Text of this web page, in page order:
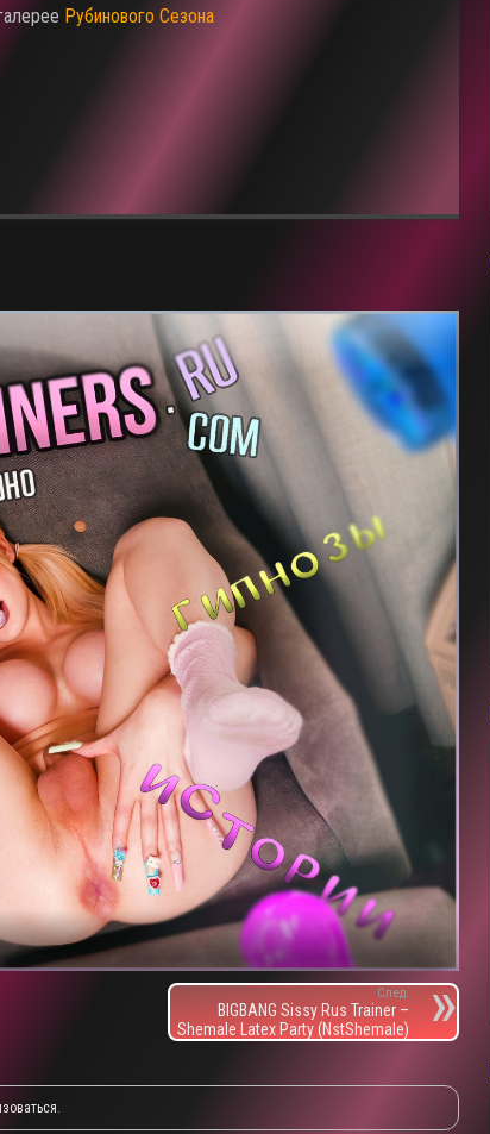
Рубинового Сезона
След.
BIGBANG Sissy Rus Trainer –
Shemale Latex Party (NstShemale)